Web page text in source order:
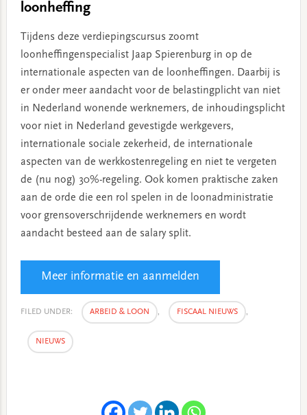
loonheffing
Tijdens deze verdiepingscursus zoomt
loonheffingenspecialist Jaap Spierenburg in op de
internationale aspecten van de loonheffingen. Daarbij is
er onder meer aandacht voor de belastingplicht van niet
in Nederland wonende werknemers, de inhoudingsplicht
voor niet in Nederland gevestigde werkgevers,
internationale sociale zekerheid, de internationale
aspecten van de werkkostenregeling en niet te vergeten
de (nu nog) 30%-regeling. Ook komen praktische zaken
aan de orde die een rol spelen in de loonadministratie
voor grensoverschrijdende werknemers en wordt
aandacht besteed aan de salary split.
Meer informatie en aanmelden
FILED UNDER: ARBEID & LOON , FISCAAL NIEUWS ,
NIEUWS